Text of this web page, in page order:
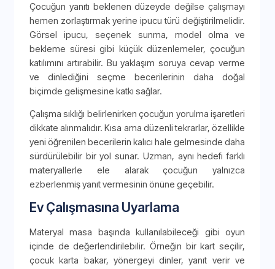
Çocuğun yanıtı beklenen düzeyde değilse çalışmayı
hemen zorlaştırmak yerine ipucu türü değiştirilmelidir.
Görsel ipucu, seçenek sunma, model olma ve
bekleme süresi gibi küçük düzenlemeler, çocuğun
katılımını artırabilir. Bu yaklaşım soruya cevap verme
ve dinlediğini seçme becerilerinin daha doğal
biçimde gelişmesine katkı sağlar.
Çalışma sıklığı belirlenirken çocuğun yorulma işaretleri
dikkate alınmalıdır. Kısa ama düzenli tekrarlar, özellikle
yeni öğrenilen becerilerin kalıcı hale gelmesinde daha
sürdürülebilir bir yol sunar. Uzman, aynı hedefi farklı
materyallerle ele alarak çocuğun yalnızca
ezberlenmiş yanıt vermesinin önüne geçebilir.
Ev Çalışmasına Uyarlama
Materyal masa başında kullanılabileceği gibi oyun
içinde de değerlendirilebilir. Örneğin bir kart seçilir,
çocuk karta bakar, yönergeyi dinler, yanıt verir ve